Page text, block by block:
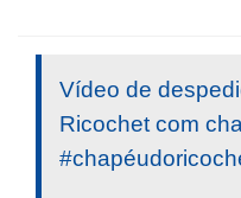
Vídeo de
Ricochet com